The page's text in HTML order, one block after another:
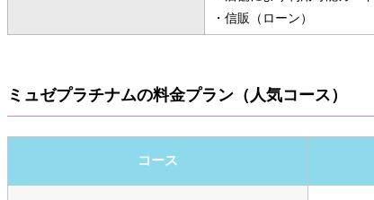
・信販（ローン）
ミュゼプラチナムの料金プラン（人気コース）
コース